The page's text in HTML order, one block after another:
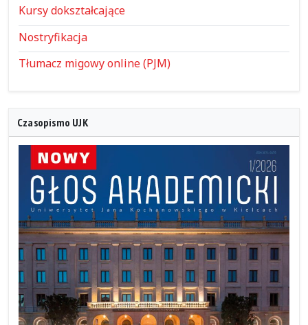
Kursy dokształcające
Nostryfikacja
Tłumacz migowy online (PJM)
Czasopismo UJK